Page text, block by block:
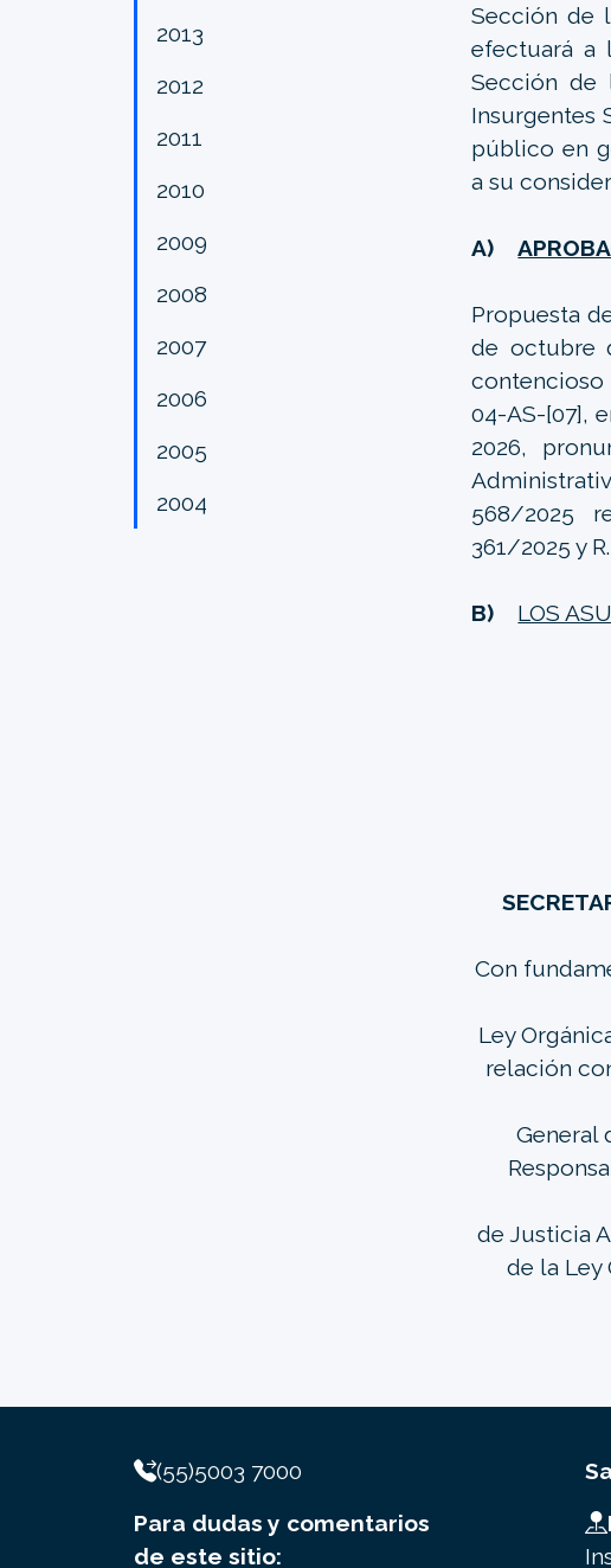
2013
2012
2011
2010
2009
2008
2007
2006
2005
2004
Sección de
efectuará a
Sección de
Insurgentes
público en
a su
A)
Propuesta
de octubre
04-AS-[07],
2026,
568/2025
361/2025 y
B) LOS
Con
Ley
relación
General
de Justicia
de la Ley
(55)5003 7000
Para dudas y comentarios
de este sitio: